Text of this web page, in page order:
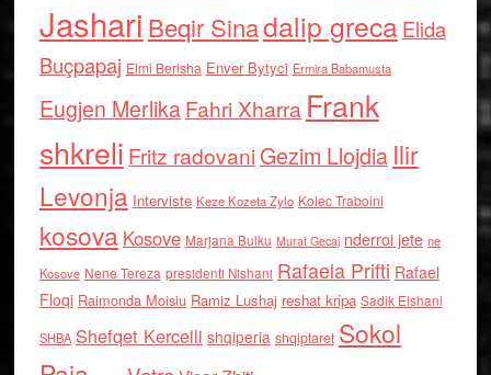
Jashari Beqir Sinadalip grecaElida
Buçpapaj Elmi Berisha Enver Bytyci Ermira Babamusta
Eugjen MerlikaFahri Xharra Frank
shkreli Fritz radovaniGezim Llojdia Ilir
Levonja Interviste Keze Kozeta Zylo Kolec Traboini
kosova Kosove Marjana Bulku Murat Gecaj nderroi jete ne
Kosove Nene Tereza presidenti Nishani Rafaela Prifti Rafael
Floqi Raimonda Moisiu Ramiz Lushaj reshat kripa Sadik Elshani
SHBA Shefqet Kercelli shqiperia shqiptaret Sokol